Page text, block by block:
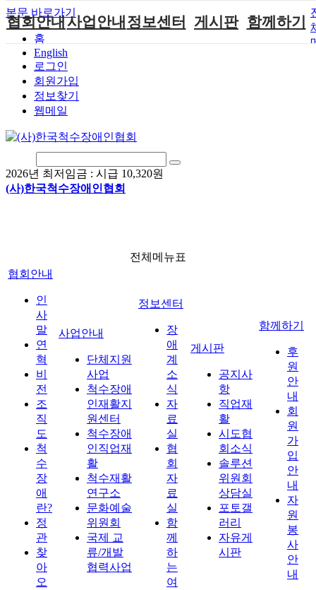
본문 바로가기
홈
English
로그인
회원가입
정보찾기
웹메일
2026년 최저임금 : 시급 10,320원
(사)한국척수장애인협회
협회안내
인사말
연혁
비전
조직도
척수장애란?
찾아오시는길
사업안내
단체지원사업
척수장애인재
활지원센터
척수장애인직
문화예술위원
회
정보센터 게시판 함께하기
전체메뉴표
협회안내
인
사
말
연
혁
비
전
조
직
도
척
수
장
애
란?
정
관
찾
아
오
사업안내
단체지원
사업
척수장애
인재활지
원센터
척수장애
인직업재
활
척수재활
연구소
문화예술
위원회
국제 교
류/개발
협력사업
정보센터
장
애
계
소
식
자
료
실
협
회
자
료
실
함
께
하
는
여
게시판
공지사
항
직업재
활
시도협
회소식
솔루션
위원회
상담실
포토갤
러리
자유게
시판
함께하기
후
원
안
내
회
원
가
입
안
내
자
원
봉
사
안
내